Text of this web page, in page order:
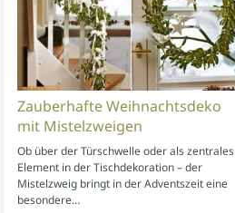
Zauberhafte Weihnachtsdeko
mit Mistelzweigen
Ob über der Türschwelle oder als zentrales
Element in der Tischdekoration – der
Mistelzweig bringt in der Adventszeit eine
besondere…